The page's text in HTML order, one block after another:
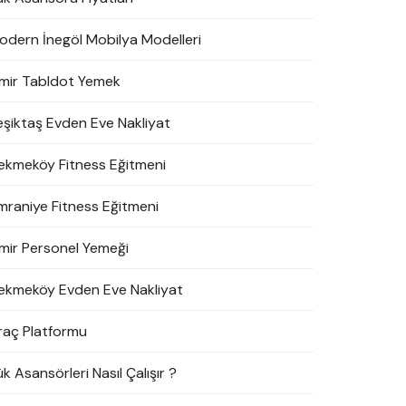
İnegöl Mobilya Modelleri
Tabldot Yemek
Evden Eve Nakliyat
Fitness Eğitmeni
Fitness Eğitmeni
Personel Yemeği
Evden Eve Nakliyat
Platformu
Asansörleri Nasıl Çalışır ?